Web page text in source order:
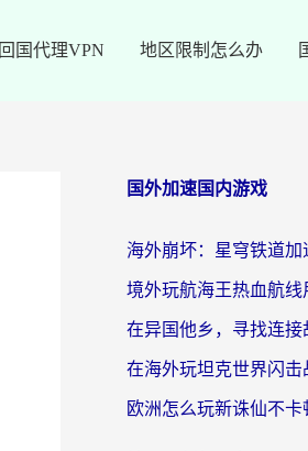
回国代理VPN 地区限制怎么办
国外加速国内游戏